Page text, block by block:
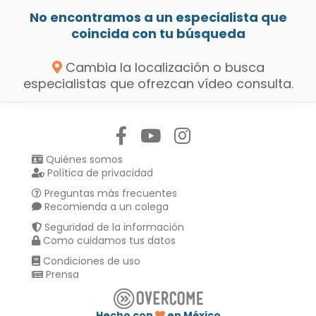
No encontramos a un especialista que
coincida con tu búsqueda
Cambia la localización o busca
especialistas que ofrezcan vídeo consulta.
Quiénes somos
Política de privacidad
Preguntas más frecuentes
Recomienda a un colega
Seguridad de la información
Como cuidamos tus datos
Condiciones de uso
Prensa